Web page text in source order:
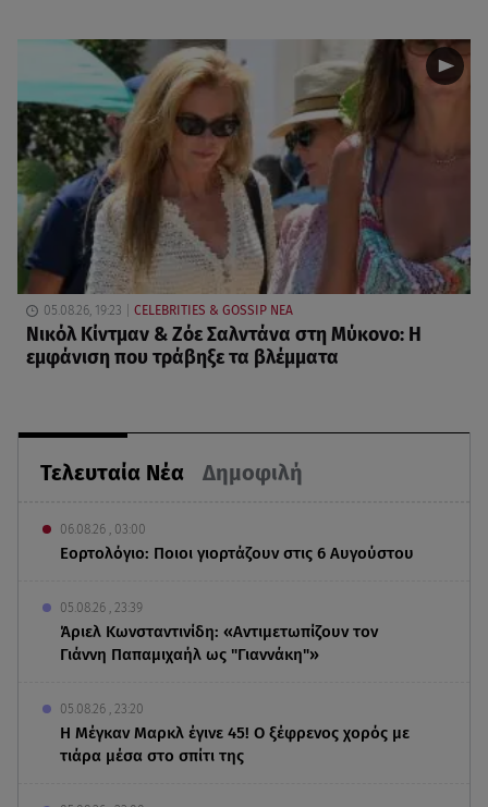
Τελευταία Νέα Δημοφιλή
06.08.26 , 03:00
Εορτολόγιο: Ποιοι γιορτάζουν στις 6 Αυγούστου
05.08.26 , 23:39
Άριελ Κωνσταντινίδη: «Αντιμετωπίζουν τον
Γιάννη Παπαμιχαήλ ως "Γιαννάκη"»
05.08.26 , 23:20
Η Μέγκαν Μαρκλ έγινε 45! Ο ξέφρενος χορός με
τιάρα μέσα στο σπίτι της
05.08.26, 19:23 CELEBRITIES & GOSSIP ΝΕΑ
Νικόλ Κίντμαν & Ζόε Σαλντάνα στη Μύκονο: Η
εμφάνιση που τράβηξε τα βλέμματα